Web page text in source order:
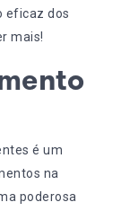
eficaz dos
mais!
é um
na
poderosa